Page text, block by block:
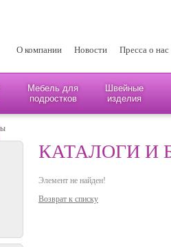
О компании Новости Пресса о нас
Мебель для
подростков
Швейные
изделия
КАТАЛОГИ
Элемент не найден!
Возврат к списку